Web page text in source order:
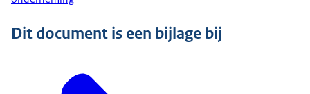
Dit document is een bijlage bij